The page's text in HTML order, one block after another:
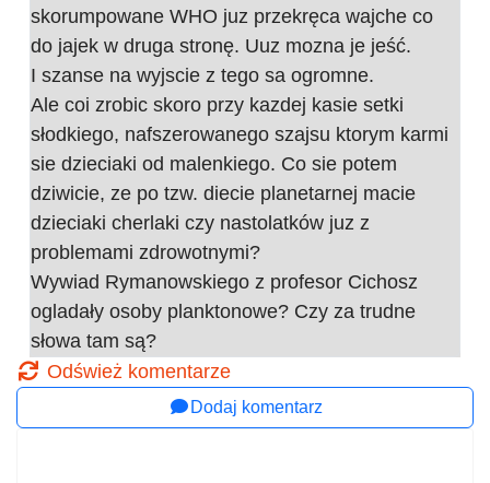
skorumpowane WHO juz przekręca wajche co
do jajek w druga stronę. Uuz mozna je jeść.
I szanse na wyjscie z tego sa ogromne.
Ale coi zrobic skoro przy kazdej kasie setki
słodkiego, nafszerowanego szajsu ktorym karmi
sie dzieciaki od malenkiego. Co sie potem
dziwicie, ze po tzw. diecie planetarnej macie
dzieciaki cherlaki czy nastolatków juz z
problemami zdrowotnymi?
Wywiad Rymanowskiego z profesor Cichosz
ogladały osoby planktonowe? Czy za trudne
słowa tam są?
Odśwież komentarze
Dodaj komentarz